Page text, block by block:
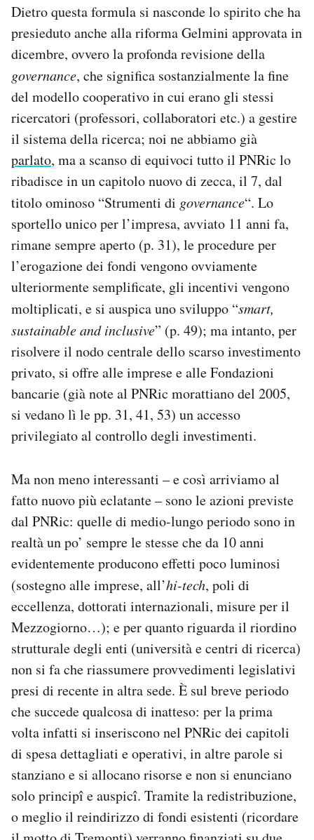
Dietro questa formula si nasconde lo spirito che ha
presieduto anche alla riforma Gelmini approvata in
dicembre, ovvero la profonda revisione della
governance, che significa sostanzialmente la fine
del modello cooperativo in cui erano gli stessi
ricercatori (professori, collaboratori etc.) a gestire
il sistema della ricerca; noi ne abbiamo già
parlato, ma a scanso di equivoci tutto il PNRic lo
ribadisce in un capitolo nuovo di zecca, il 7, dal
titolo ominoso “Strumenti di governance“. Lo
sportello unico per l’impresa, avviato 11 anni fa,
rimane sempre aperto (p. 31), le procedure per
l’erogazione dei fondi vengono ovviamente
ulteriormente semplificate, gli incentivi vengono
moltiplicati, e si auspica uno sviluppo “smart,
sustainable and inclusive” (p. 49); ma intanto, per
risolvere il nodo centrale dello scarso investimento
privato, si offre alle imprese e alle Fondazioni
bancarie (già note al PNRic morattiano del 2005,
si vedano lì le pp. 31, 41, 53) un accesso
privilegiato al controllo degli investimenti.
Ma non meno interessanti – e così arriviamo al
fatto nuovo più eclatante – sono le azioni previste
dal PNRic: quelle di medio-lungo periodo sono in
realtà un po’ sempre le stesse che da 10 anni
evidentemente producono effetti poco luminosi
(sostegno alle imprese, all’hi-tech, poli di
eccellenza, dottorati internazionali, misure per il
Mezzogiorno…); e per quanto riguarda il riordino
strutturale degli enti (università e centri di ricerca)
non si fa che riassumere provvedimenti legislativi
presi di recente in altra sede. È sul breve periodo
che succede qualcosa di inatteso: per la prima
volta infatti si inseriscono nel PNRic dei capitoli
di spesa dettagliati e operativi, in altre parole si
stanziano e si allocano risorse e non si enunciano
solo principî e auspicî. Tramite la redistribuzione,
o meglio il reindirizzo di fondi esistenti (ricordare